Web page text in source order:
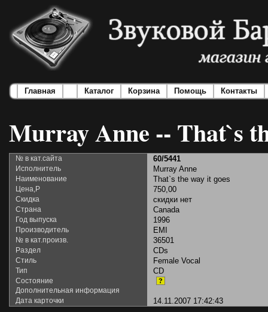
Главная Каталог Корзина Помощь Контакты
Murray Anne -- That`s
№ в кат.сайта 60/5441
Исполнитель Murray Anne
Наименование That`s the way it goes
Цена,Р 750,00
Скидка скидки нет
Страна Canada
Год выпуска 1996
Производитель EMI
№ в кат.произв. 36501
Раздел CDs
Стиль Female Vocal
Тип CD
Состояние ?
Дополнительная информация
Дата карточки
14.11.2007 17:42:43